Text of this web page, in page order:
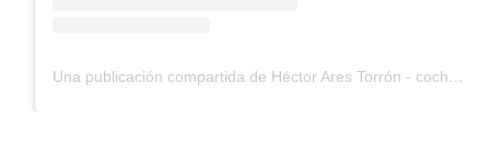
Una publicación compartida de Héctor Ares Torrón - coches, motos y motor (@hector_ares)